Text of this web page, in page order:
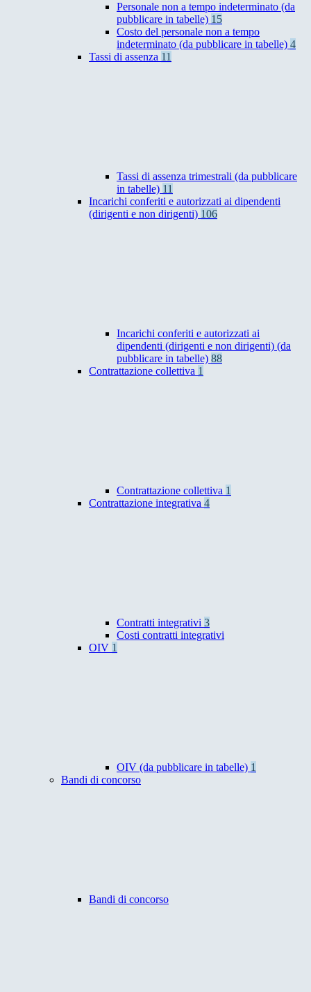
Personale non a tempo indeterminato (da
pubblicare in tabelle) 15
Costo del personale non a tempo
indeterminato (da pubblicare in tabelle) 4
Tassi di assenza 11
Tassi di assenza trimestrali (da pubblicare
in tabelle) 11
Incarichi conferiti e autorizzati ai dipendenti
(dirigenti e non dirigenti) 106
Incarichi conferiti e autorizzati ai
dipendenti (dirigenti e non dirigenti) (da
pubblicare in tabelle) 88
Contrattazione collettiva 1
Contrattazione collettiva 1
Contrattazione integrativa 4
Contratti integrativi 3
Costi contratti integrativi
OIV 1
OIV (da pubblicare in tabelle) 1
Bandi di concorso
Bandi di concorso